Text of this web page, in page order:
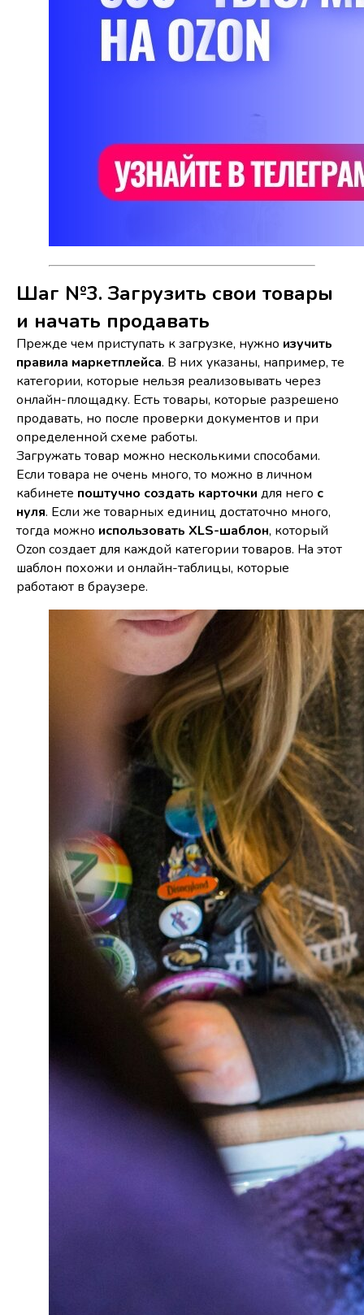
Шаг №3. Загрузить свои товары
и начать продавать
Прежде чем приступать к загрузке, нужно изучить
правила маркетплейса. В них указаны, например, те
категории, которые нельзя реализовывать через
онлайн-площадку. Есть товары, которые разрешено
продавать, но после проверки документов и при
определенной схеме работы.
Загружать товар можно несколькими способами.
Если товара не очень много, то можно в личном
кабинете поштучно создать карточки для него с
нуля. Если же товарных единиц достаточно много,
тогда можно использовать XLS-шаблон, который
Ozon создает для каждой категории товаров. На этот
шаблон похожи и онлайн-таблицы, которые
работают в браузере.